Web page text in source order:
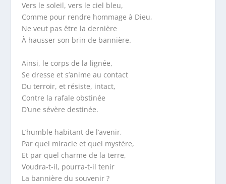
Vers le soleil, vers le ciel bleu,
Comme pour rendre hommage à Dieu,
Ne veut pas être la dernière
À hausser son brin de bannière.
Ainsi, le corps de la lignée,
Se dresse et s’anime au contact
Du terroir, et résiste, intact,
Contre la rafale obstinée
D’une sévère destinée.
L’humble habitant de l’avenir,
Par quel miracle et quel mystère,
Et par quel charme de la terre,
Voudra-t-il, pourra-t-il tenir
La bannière du souvenir ?